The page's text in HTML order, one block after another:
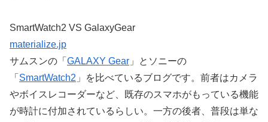
SmartWatch2 VS GalaxyGear
materialize.jp
サムスンの「 GALAXY Gear 」とソニーの
「 SmartWatch2 」を比べているブログです。前者はカメラ
やボイスレコーダーなど、既存のスマホがもっている機能
が時計に付加されているらしい。一方の後者、普段は単な